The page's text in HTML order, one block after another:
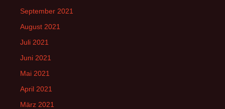
September 2021
August 2021
Juli 2021
Juni 2021
Mai 2021
April 2021
März 2021